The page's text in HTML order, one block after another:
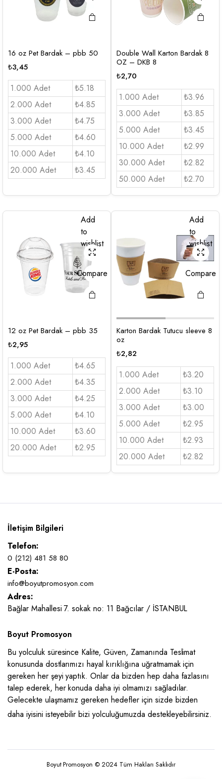
16 oz Pet Bardak – pbb 50
₺3,45
1.000 Adet
₺5.18
2.000 Adet
₺4.85
3.000 Adet
₺4.75
5.000 Adet
₺4.60
10.000 Adet
₺4.10
20.000 Adet
₺3.45
Double Wall Karton Bardak 8
OZ – DKB 8
₺2,70
1.000 Adet
₺3.96
3.000 Adet
₺3.85
5.000 Adet
₺3.45
10.000 Adet
₺2.99
30.000 Adet
₺2.82
50.000 Adet
₺2.70
Add
to
wishlist
Compare
12 oz Pet Bardak – pbb 35
₺2,95
1.000 Adet
₺4.65
2.000 Adet
₺4.35
3.000 Adet
₺4.25
5.000 Adet
₺4.10
10.000 Adet
₺3.60
20.000 Adet
₺2.95
Add
to
wishlist
Compare
Karton Bardak Tutucu sleeve 8
oz
₺2,82
1.000 Adet
₺3.20
2.000 Adet
₺3.10
3.000 Adet
₺3.00
5.000 Adet
₺2.95
10.000 Adet
₺2.93
20.000 Adet
₺2.82
İletişim Bilgileri
Telefon:
0 (212) 481 58 80
E-Posta:
info@boyutpromosyon.com
Adres:
Bağlar Mahallesi 7. sokak no: 11 Bağcılar / İSTANBUL
Boyut Promosyon
Bu yolculuk süresince Kalite, Güven, Zamanında Teslimat
konusunda dostlarımızı hayal kırıklığına uğratmamak için
gereken her şeyi yaptık. Onlar da bizden hep daha fazlasını
talep ederek, her konuda daha iyi olmamızı sağladılar.
Gelecekte ulaşmamız gereken hedefler için sizde bizden
daha iyisini isteyebilir bizi yolculuğumuzda destekleyebilirsiniz.
Boyut Promosyon © 2024 Tüm Hakları Saklıdır